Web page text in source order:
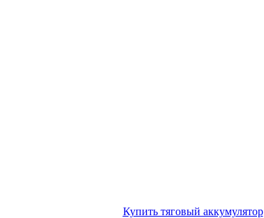
Купить тяговый аккумулятор